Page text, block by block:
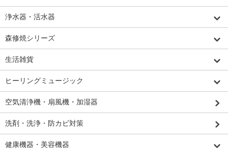
浄水器・活水器
森修焼シリーズ
生活雑貨
ヒーリングミュージック
空気清浄機・扇風機・加湿器
洗剤・洗浄・防カビ対策
健康機器・美容機器